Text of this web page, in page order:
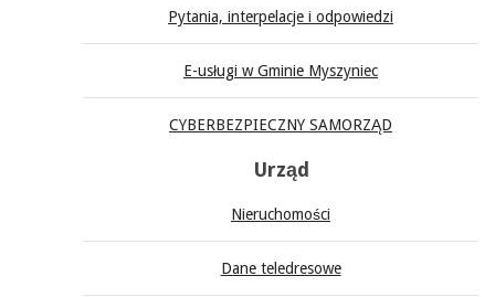
Pytania, interpelacje i odpowiedzi
E-usługi w Gminie Myszyniec
CYBERBEZPIECZNY SAMORZĄD
Urząd
Nieruchomości
Dane teledresowe